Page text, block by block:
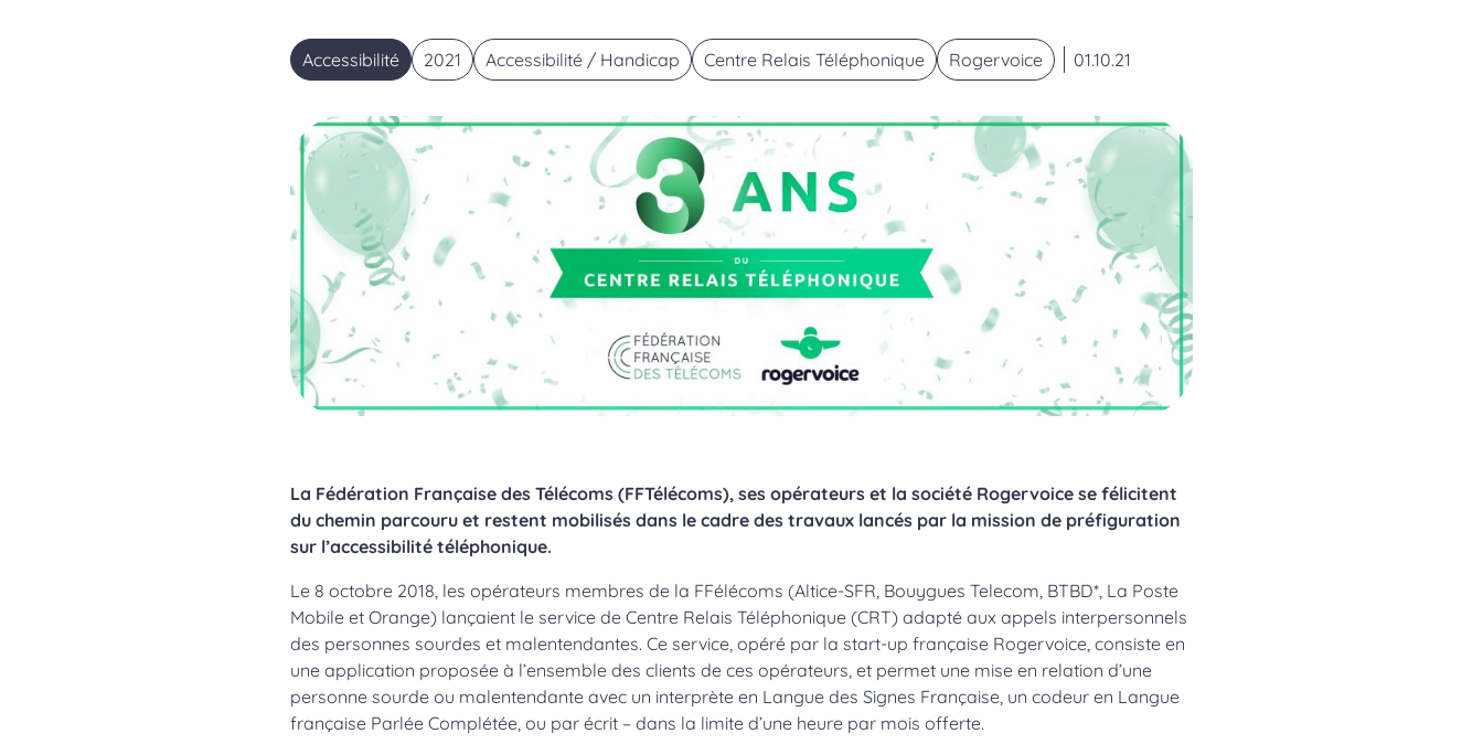
Accessibilité 2021 Accessibilité / Handicap Centre Relais Téléphonique Rogervoice 01.10.21
La Fédération Française des Télécoms (FFTélécoms), ses opérateurs et la société Rogervoice se félicitent
du chemin parcouru et restent mobilisés dans le cadre des travaux lancés par la mission de préfiguration
sur l’accessibilité téléphonique.
Le 8 octobre 2018, les opérateurs membres de la FFélécoms (Altice-SFR, Bouygues Telecom, BTBD*, La Poste
Mobile et Orange) lançaient le service de Centre Relais Téléphonique (CRT) adapté aux appels interpersonnels
des personnes sourdes et malentendantes. Ce service, opéré par la start-up française Rogervoice, consiste en
une application proposée à l’ensemble des clients de ces opérateurs, et permet une mise en relation d’une
personne sourde ou malentendante avec un interprète en Langue des Signes Française, un codeur en Langue
française Parlée Complétée, ou par écrit – dans la limite d’une heure par mois offerte.